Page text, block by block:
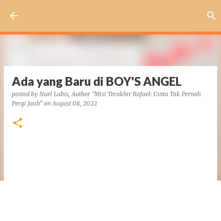
Ada yang Baru di BOY'S ANGEL
posted by Nuel Lubis, Author "Misi Terakhir Rafael: Cinta Tak Pernah
Pergi Jauh" onAugust 08, 2022